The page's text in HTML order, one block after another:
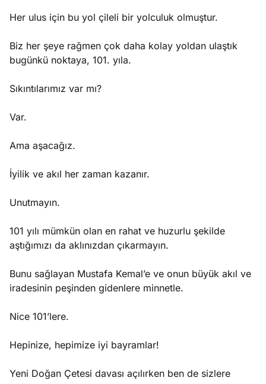
Her ulus için bu yol çileli bir yolculuk olmuştur.
Biz her şeye rağmen çok daha kolay yoldan ulaştık
bugünkü noktaya, 101. yıla.
Sıkıntılarımız var mı?
Var.
Ama aşacağız.
İyilik ve akıl her zaman kazanır.
Unutmayın.
101 yılı mümkün olan en rahat ve huzurlu şekilde
aştığımızı da aklınızdan çıkarmayın.
Bunu sağlayan Mustafa Kemal’e ve onun büyük akıl ve
iradesinin peşinden gidenlere minnetle.
Nice 101’lere.
Hepinize, hepimize iyi bayramlar!
Yeni Doğan Çetesi davası açılırken ben de sizlere